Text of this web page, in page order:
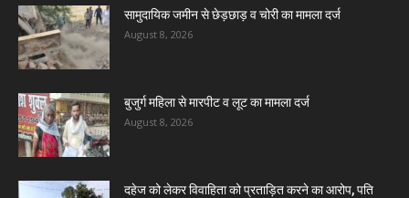
सामुदायिक जमीन से छेड़छाड़ व चोरी का मामला दर्ज
August 8, 2026
बुजुर्ग महिला से मारपीट व लूट का मामला दर्ज
August 8, 2026
दहेज को लेकर विवाहिता को प्रताड़ित करने का आरोप, पति